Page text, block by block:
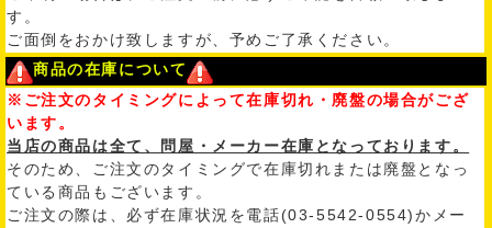
す。
ご面倒をおかけ致しますが、予めご了承ください。
商品の在庫について
※ご注文のタイミングによって在庫切れ・廃盤の場合がござ
います。
当店の商品は全て、問屋・メーカー在庫となっております。
そのため、ご注文のタイミングで在庫切れまたは廃盤となっ
ている商品もございます。
ご注文の際は、必ず在庫状況を電話(03-5542-0554)かメー